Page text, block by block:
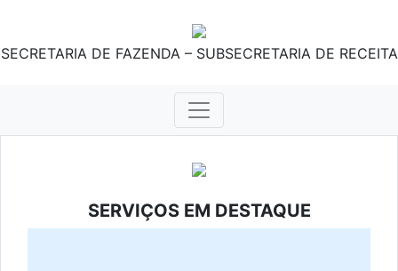
SECRETARIA DE FAZENDA – SUBSECRETARIA DE RECEITA
SERVIÇOS EM DESTAQUE